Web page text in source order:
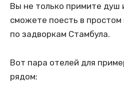
Вы не только примите душ
сможете поесть в простом
по задворкам Стамбула.
Вот пара отелей для
рядом: